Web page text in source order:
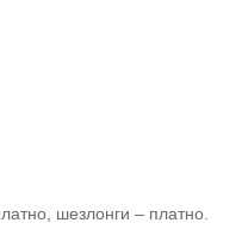
шезлонги – платно.